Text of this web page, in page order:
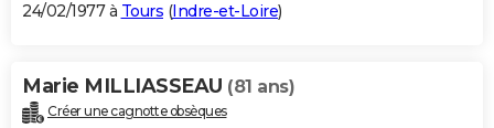
24/02/1977 à Tours (Indre-et-Loire)
Marie MILLIASSEAU (81 ans)
Créer une cagnotte obsèques